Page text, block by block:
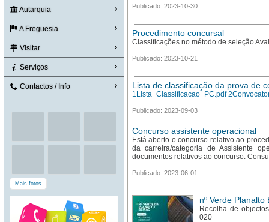
Autarquia
A Freguesia
Visitar
Serviços
Contactos / Info
Mais fotos
Publicado: 2023-10-30
Procedimento concursal
Classificações no método de seleção
Publicado: 2023-10-21
Lista de classificação da prova de
1Lista_Classificacao_PC.pdf
Publicado: 2023-09-03
Concurso assistente operacional
Está aberto o concurso relativo ao
da carreira/categoria de Assistente
documentos relativos ao concurso.
Publicado: 2023-06-01
nº Verde Planalto
Recolha de
020